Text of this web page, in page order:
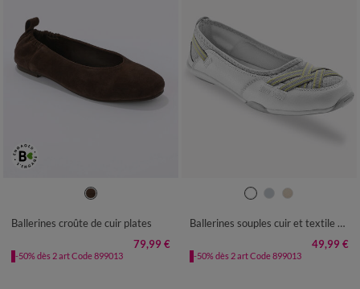
38 39
Ballerines croûte de cuir plates
79,99 €
-50% dès 2 art Code 899013
37 38 39
Ballerines souples cuir et textile aéré bandes élastiquées
49,99 €
-50% dès 2 art Code 899013